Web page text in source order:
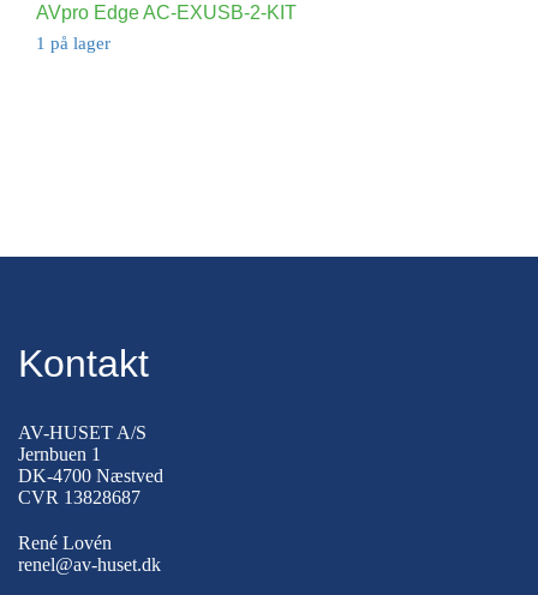
AVpro Edge AC-EXUSB-2-KIT
1 på lager
Kontakt
AV-HUSET A/S
Jernbuen 1
DK-4700 Næstved
CVR 13828687
René Lovén
renel@av-huset.dk